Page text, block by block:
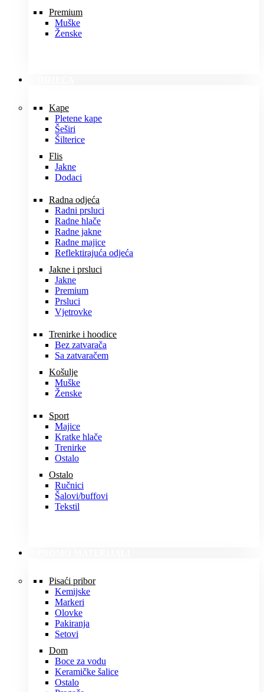
Premium
Muške
Ženske
Kape
Pletene kape
Šeširi
Šilterice
Flis
Jakne
Dodaci
Radna odjeća
Radni prsluci
Radne hlače
Radne jakne
Radne majice
Reflektirajuća odjeća
Jakne i prsluci
Jakne
Premium
Prsluci
Vjetrovke
Trenirke i hoodice
Bez zatvarača
Sa zatvaračem
Košulje
Muške
Ženske
Sport
Majice
Kratke hlače
Trenirke
Ostalo
Ostalo
Ručnici
Šalovi/buffovi
Tekstil
Pisaći pribor
Kemijske
Markeri
Olovke
Pakiranja
Setovi
Dom
Boce za vodu
Keramičke šalice
Ostalo